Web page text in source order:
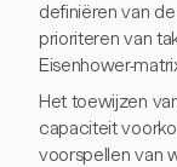
definiëren van
prioriteren van
Eisenhower-
Het toewijzen
capaciteit
voorspellen van